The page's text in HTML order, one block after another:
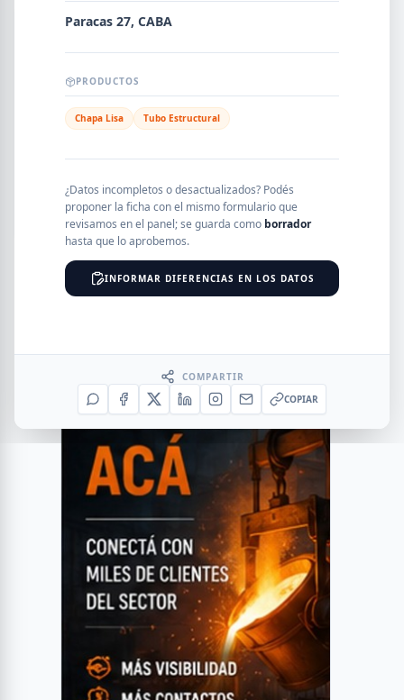
NOMBRE
SEGMENTO
Paracas 27, CABA
PRODUCTOS
Chapa Lisa Tubo Estructural
¿Datos incompletos o desactualizados? Podés
proponer la ficha con el mismo formulario que
revisamos en el panel; se guarda como borrador
hasta que lo aprobemos.
INFORMAR DIFERENCIAS EN LOS DATOS
COMPARTIR
COPIAR